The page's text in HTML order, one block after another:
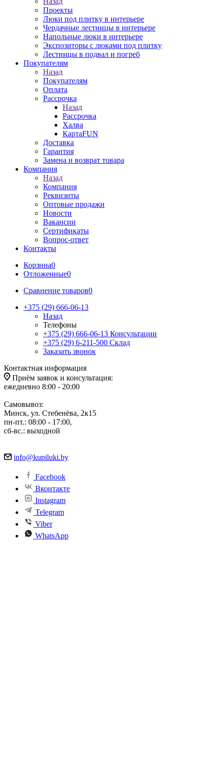
Проекты
Люки под плитку в интерьере
Чердачные лестницы в интерьере
Напольные люки в интерьере
Экспозиторы с люками под плитку
Лестницы в подвал и погреб
Покупателям
Назад
Покупателям
Оплата
Рассрочка
Назад
Рассрочка
Халва
КартаFUN
Доставка
Гарантия
Замена и возврат товара
Компания
Назад
Компания
Реквизиты
Оптовые продажи
Новости
Вакансии
Сертификаты
Вопрос-ответ
Контакты
Корзина0
Отложенные0
Сравнение товаров0
+375 (29) 666-06-13
Назад
Телефоны
+375 (29) 666-06-13 Консультации
+375 (29) 6-211-500 Склад
Заказать звонок
Контактная информация
Приём заявок и консультация:
ежедневно 8:00 - 20:00
Самовывоз:
Минск, ул. Стебенёва, 2к15
пн-пт.: 08:00 - 17:00,
сб-вс.: выходной
info@kupiluki.by
Facebook
Вконтакте
Instagram
Telegram
Viber
WhatsApp